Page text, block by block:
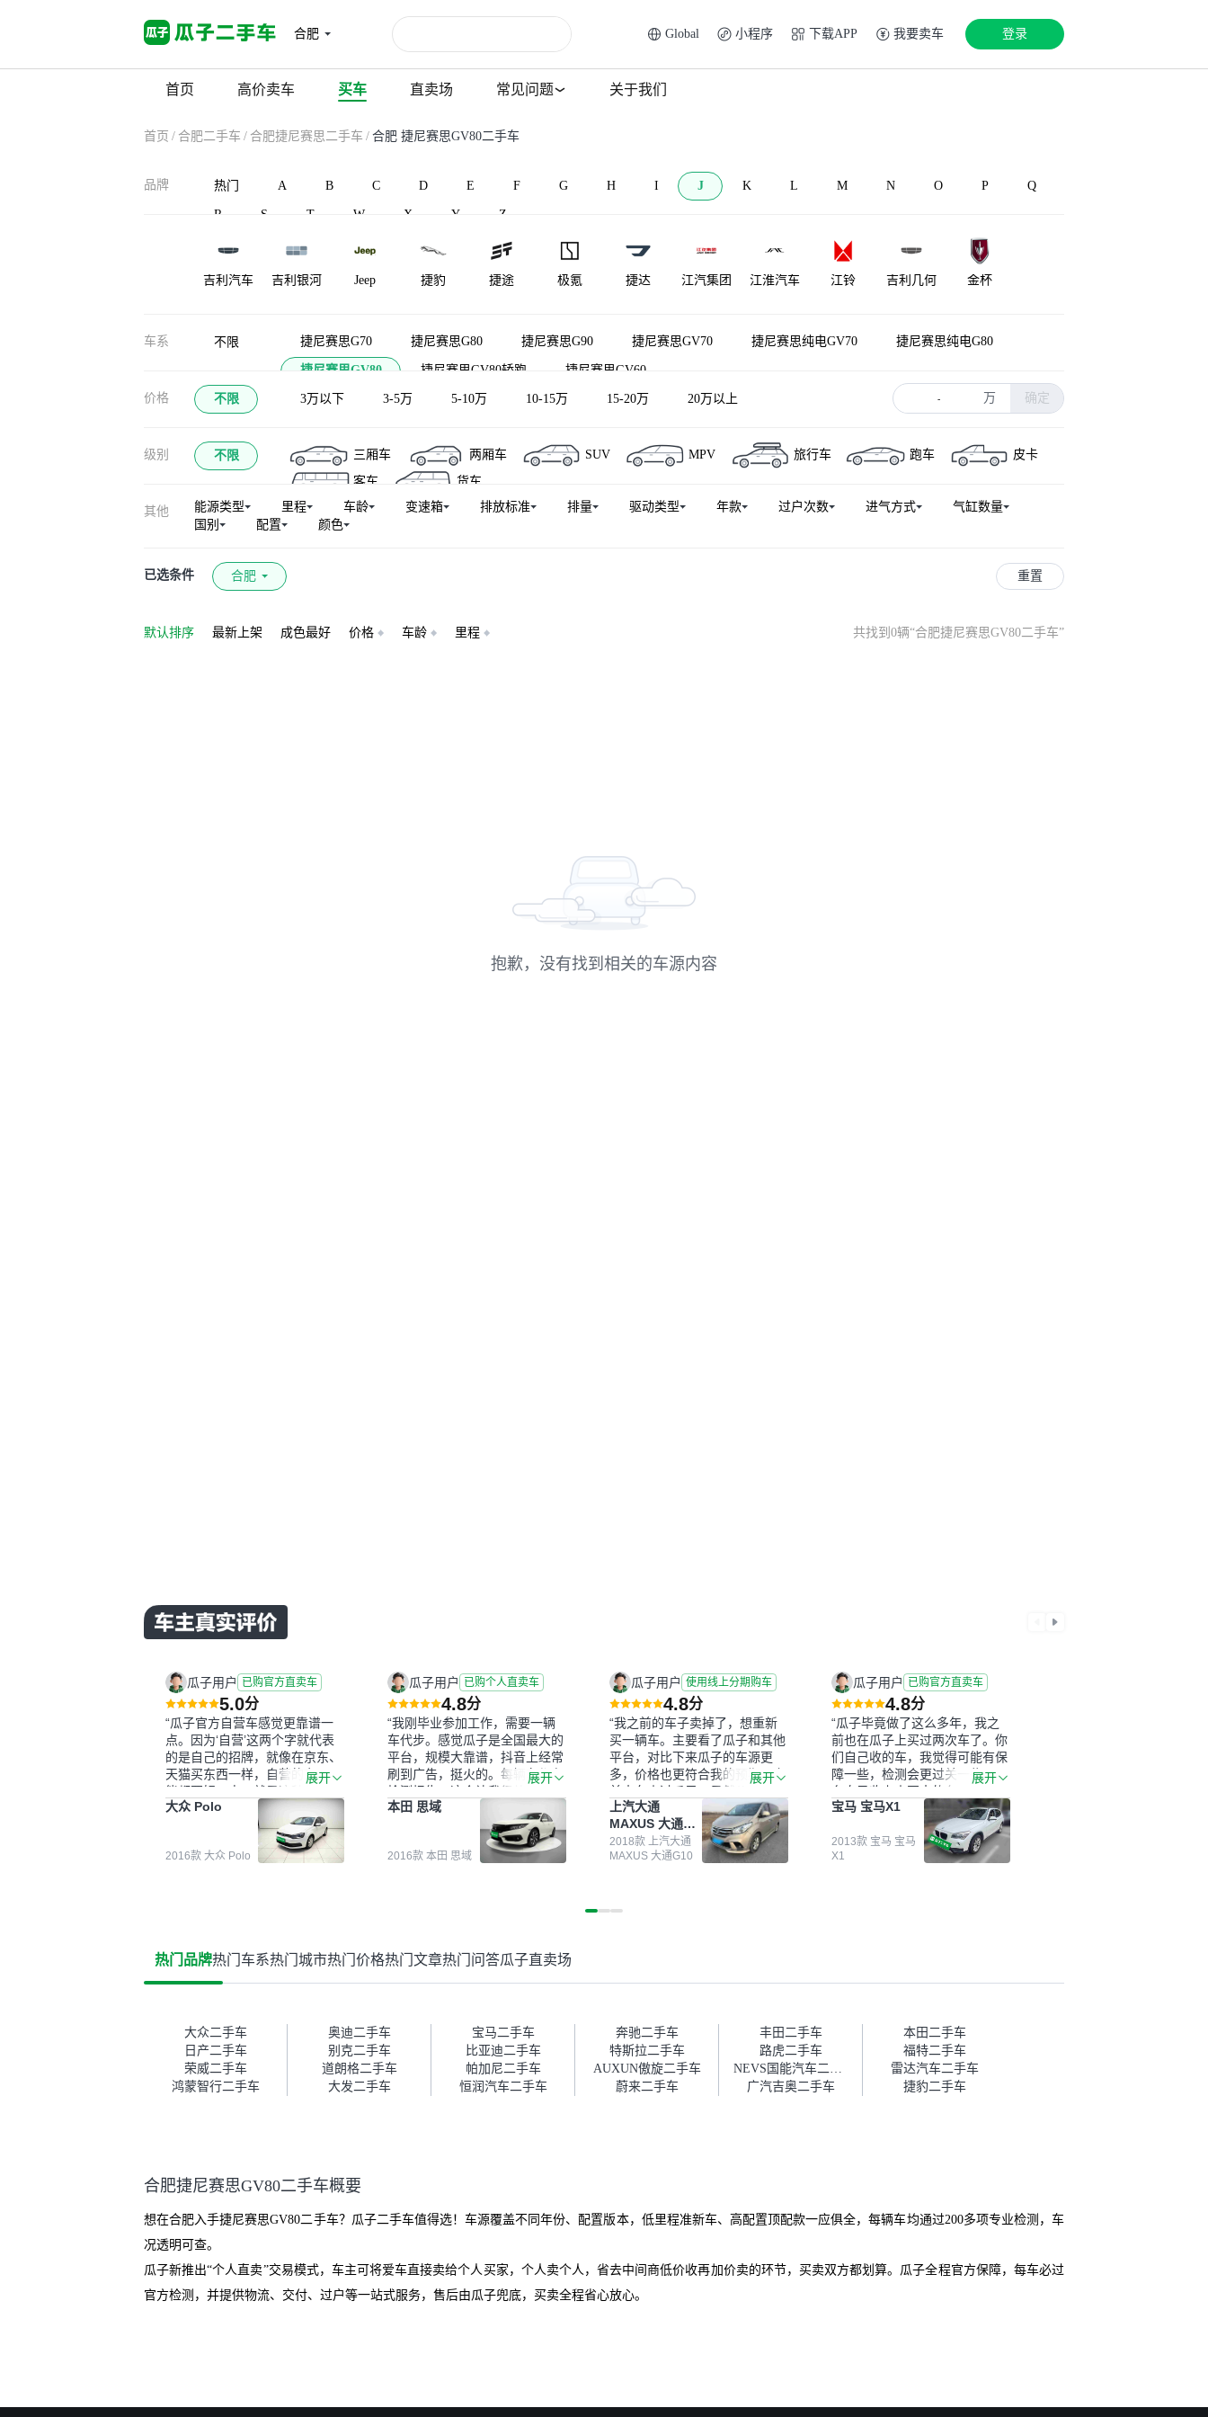
合肥 Global 小程序 下载APP 我要卖车 登录
首页 高价卖车 买车 直卖场 常见问题 关于我们
首页 / 合肥二手车 / 合肥捷尼赛思二手车 / 合肥 捷尼赛思GV80二手车
品牌 热门 A B C D E F G H I J K L M N O P Q
R S T W X Y Z
吉利汽车 吉利银河 Jeep 捷豹 捷途 极氪 捷达 江汽集团 江淮汽车 江铃 吉利几何 金杯
江淮瑞风 捷途山海
江铃集团新
能源
江淮钇为 捷尼赛思 金龙 君马汽车 捷途纵横 极石 极越 骏驰 钧天
九龙
车
车系 不限 捷尼赛思G70 捷尼赛思G80 捷尼赛思G90 捷尼赛思GV70 捷尼赛思纯电GV70 捷尼赛思纯电G80
捷尼赛思GV80 捷尼赛思GV80轿跑 捷尼赛思GV60
价格 不限 3万以下 3-5万 5-10万 10-15万 15-20万 20万以上 - 万 确定
级别 不限 三厢车 两厢车 SUV MPV 旅行车 跑车
皮卡
客车
货车
其他 能源类型 里程 车龄 变速箱 排放标准 排量 驱动类型 年款 过户次数 进气方式
气缸数量
国别
配置 颜色
已选条件 合肥 重置
默认排序 最新上架 成色最好 价格 车龄 里程 共找到0辆“合肥捷尼赛思GV80二手车”
抱歉，没有找到相关的车源内容
瓜子用户 已购官方直卖车
5.0分
“瓜子官方自营车感觉更靠谱一
点。因为‘自营’这两个字就代表
的是自己的招牌，就像在京东、
天猫买东西一样，自营的东西可
能都要好一点。就是这种刻板印
象吧。一开始买二手车的时候，
我确实有担心过事故车、泡水车
这些问题。瓜子的检测报告其实
并不能完全打消顾虑，因为我也
果跟你们的报告是符合的，所以
这次车况没问题。购车流程挺快
车。去之前我提前跟交接人员说
好，到了之后要当着我的面再做
一次复检，你们也安排了师傅，
服务可以，速度很快。体验下来
自营车的感觉是要比个人车好一
我协商，主动权在平台手里。”
展开
大众 Polo
2016款 大众 Polo
瓜子用户 已购个人直卖车
4.8分
“我刚毕业参加工作，需要一辆
车代步。感觉瓜子是全国最大的
平台，规模大靠谱，抖音上经常
刷到广告，挺火的。每辆车都有
检测报告，这个让我很放心。去
外面买车全凭卖家一张嘴，不敢
买。我买了本田思域，白色，过
户次数少，公里数符合，虽然价
格比我心理预期略高一点，但瓜
价格比车商那便宜，车况也有检
展开
本田 思域
2016款 本田 思域
瓜子用户 使用线上分期购车
4.8分
“我之前的车子卖掉了，想重新
买一辆车。主要看了瓜子和其他
平台，对比下来瓜子的车源更
多，价格也更符合我的预期。之
前卖车来过瓜子，虽然价格没谈
成，但APP一直留着。瓜子毕竟
是大平台，整体印象还好。我最
终买了一台上汽大通，18年的
车，公里数9万多，符合我的要
捷，其他平台的分期需要到当地
障。”
展开
上汽大通
MAXUS 大通
G10
2018款 上汽大通
MAXUS 大通G10
瓜子用户 已购官方直卖车
4.8分
“瓜子毕竟做了这么多年，我之
前也在瓜子上买过两次车了。你
们自己收的车，我觉得可能有保
障一些，检测会更过关一些。平
台自己收上来再卖的车，应该更
可靠。我买的是宝马X1，主要看
中它的价格和公里数比较合适。
另外，瓜子承诺无火烧、无事
故、无泡水、无调表，在平台自
帮我谈价。自营车我讲过价，最
后是通过花一块钱买优惠券的方
式，便宜了800块钱成交。”
展开
宝马 宝马X1
2013款 宝马 宝马
X1
热门品牌热门车系热门城市热门价格热门文章热门问答瓜子直卖场
大众二手车 奥迪二手车 宝马二手车 奔驰二手车 丰田二手车
本田二手车
日产二手车
别克二手车 比亚迪二手车 特斯拉二手车 路虎二手车
福特二手车
荣威二手车
道朗格二手车 帕加尼二手车 AUXUN傲旋二手车 NEVS国能汽车二手车
雷达汽车二手车
鸿蒙智行二手车
大发二手车 恒润汽车二手车 蔚来二手车 广汽吉奥二手车 捷豹二手车
合肥捷尼赛思GV80二手车概要
想在合肥入手捷尼赛思GV80二手车？瓜子二手车值得选！车源覆盖不同年份、配置版本，低里程准新车、高配置顶配款一应俱全，每辆车均通过200多项专业检测，车
况透明可查。
瓜子新推出“个人直卖”交易模式，车主可将爱车直接卖给个人买家，个人卖个人，省去中间商低价收再加价卖的环节，买卖双方都划算。瓜子全程官方保障，每车必过
官方检测，并提供物流、交付、过户等一站式服务，售后由瓜子兜底，买卖全程省心放心。